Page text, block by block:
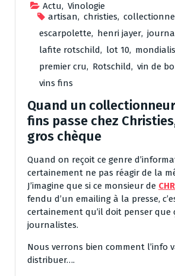
Actu, Vinologie
artisan, christies,
escarpolette, henri jayer,
lafite rotschild, lot 10,
premier cru, Rotschild, vin de
vins fins
Quand un
fins passe chez
gros chèque
Quand on reçoit ce genre
certainement ne pas réagir de la
J’imagine que si ce monsieur de
fendu d’un emailing à la presse,
certainement qu’il doit penser que
journalistes.
Nous verrons bien comment l’info
distribuer….